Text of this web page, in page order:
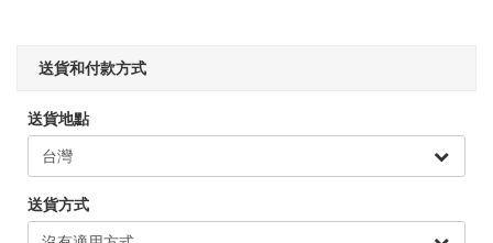
送貨和付款方式
送貨地點
送貨方式